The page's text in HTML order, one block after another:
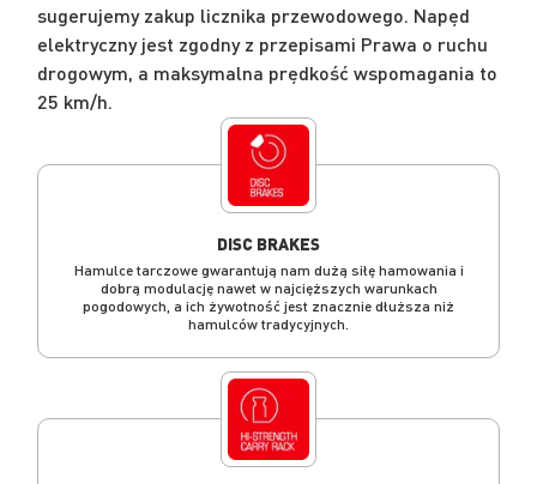
sugerujemy zakup licznika przewodowego. Napęd
elektryczny jest zgodny z przepisami Prawa o ruchu
drogowym, a maksymalna prędkość wspomagania to
25 km/h.
DISC BRAKES
Hamulce tarczowe gwarantują nam dużą siłę hamowania i
dobrą modulację nawet w najcięższych warunkach
pogodowych, a ich żywotność jest znacznie dłuższa niż
hamulców tradycyjnych.